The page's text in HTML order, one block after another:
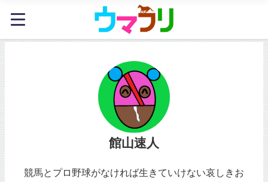
館山速人
競馬とプロ野球がなければ生きていけない哀しきお